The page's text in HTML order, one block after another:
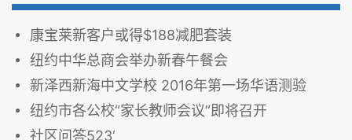
康宝莱新客户或得$188减肥套装
纽约中华总商会举办新春午餐会
新泽西新海中文学校 2016年第一场华语测验
纽约市各公校“家长教师会议”即将召开
社区问答523‘